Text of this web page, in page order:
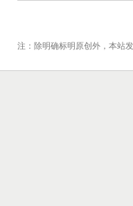
注：除明确标明原创外，本站